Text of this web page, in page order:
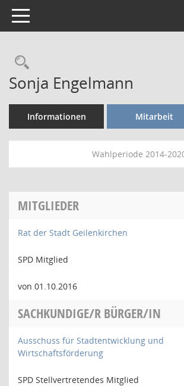
Toggle navigation
Rechercheauswahl
Sonja Engelmann
Informationen Mitarbeit
Wahlperiode 2014-
MITGLIEDER
Rat der Stadt Geilenkirchen
SPD Mitglied
von 01.10.2016
SACHKUNDIGE/R BÜRGER/IN
Ausschuss für Stadtentwicklung und
Wirtschaftsförderung
SPD Stellvertretendes Mitglied